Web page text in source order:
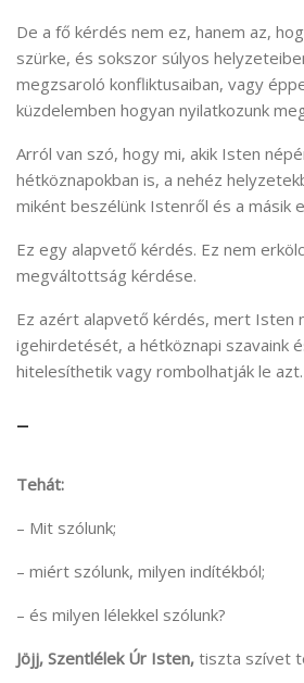
De a fő kérdés nem ez, hanem az,
szürke, és sokszor súlyos
megzsaroló konfliktusaiban, vagy
küzdelemben hogyan nyilatkozunk
Arról van szó, hogy mi, akik Isten
hétköznapokban is, a nehéz
miként beszélünk Istenről és a másik
Ez egy alapvető kérdés. Ez nem
megváltottság kérdése.
Ez azért alapvető kérdés, mert Isten
igehirdetését, a hétköznapi szavaink
hitelesíthetik vagy rombolhatják le azt.
–
Tehát:
– Mit szólunk;
– miért szólunk, milyen indítékból;
– és milyen lélekkel szólunk?
Jöjj, Szentlélek Úr Isten, tiszta szívet